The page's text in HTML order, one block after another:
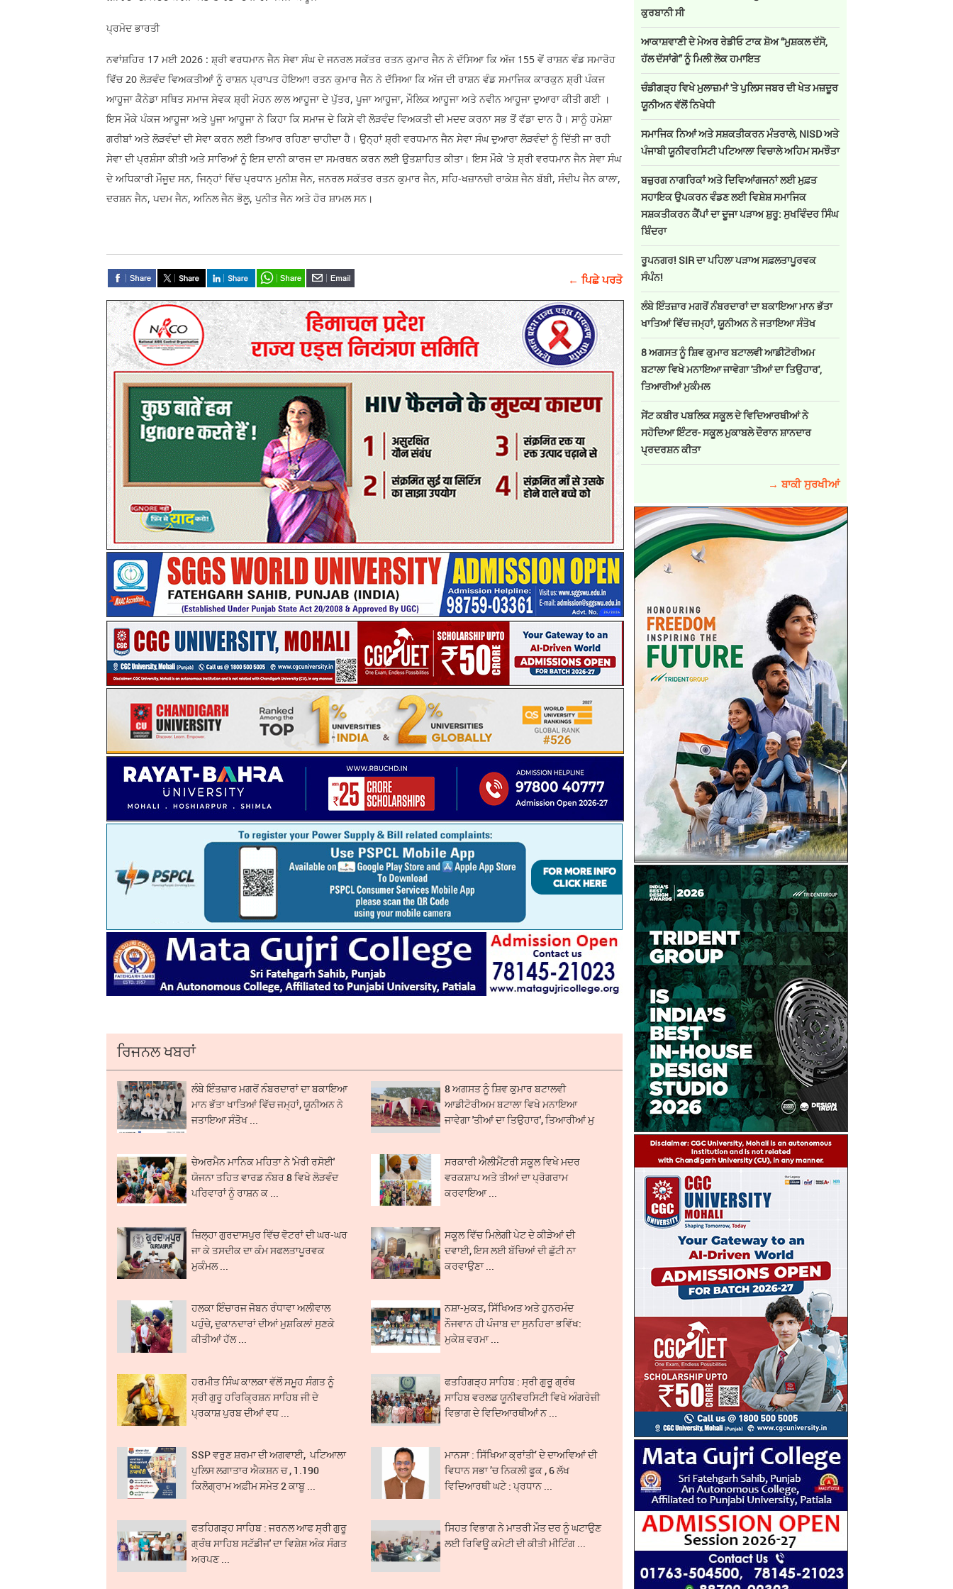
ਪ੍ਰਮੋਦ ਭਾਰਤੀ
ਨਵਾਂਸ਼ਹਿਰ 17 ਮਈ 2026 : ਸ਼੍ਰੀ ਵਰਧਮਾਨ ਜੈਨ ਸੇਵਾ ਸੰਘ ਦੇ ਜਨਰਲ ਸਕੱਤਰ ਰਤਨ ਕੁਮਾਰ ਜੈਨ ਨੇ ਦੱਸਿਆ ਕਿ ਅੱਜ 155 ਵੇਂ ਰਾਸ਼ਨ ਵੰਡ ਸਮਾਰੋਹ
ਵਿੱਚ 20 ਲੋੜਵੰਦ ਵਿਅਕਤੀਆਂ ਨੂੰ ਰਾਸ਼ਨ ਪ੍ਰਾਪਤ ਹੋਇਆ! ਰਤਨ ਕੁਮਾਰ ਜੈਨ ਨੇ ਦੱਸਿਆ ਕਿ ਅੱਜ ਦੀ ਰਾਸ਼ਨ ਵੰਡ ਸਮਾਜਿਕ ਕਾਰਕੁਨ ਸ਼੍ਰੀ ਪੰਕਜ
ਆਹੂਜਾ ਕੈਨੇਡਾ ਸਥਿਤ ਸਮਾਜ ਸੇਵਕ ਸ਼੍ਰੀ ਮੋਹਨ ਲਾਲ ਆਹੂਜਾ ਦੇ ਪੁੱਤਰ, ਪੂਜਾ ਆਹੂਜਾ, ਮੌਲਿਕ ਆਹੂਜਾ ਅਤੇ ਨਵੀਨ ਆਹੂਜਾ ਦੁਆਰਾ ਕੀਤੀ ਗਈ ।
ਇਸ ਮੌਕੇ ਪੰਕਜ ਆਹੂਜਾ ਅਤੇ ਪੂਜਾ ਆਹੂਜਾ ਨੇ ਕਿਹਾ ਕਿ ਸਮਾਜ ਦੇ ਕਿਸੇ ਵੀ ਲੋੜਵੰਦ ਵਿਅਕਤੀ ਦੀ ਮਦਦ ਕਰਨਾ ਸਭ ਤੋਂ ਵੱਡਾ ਦਾਨ ਹੈ। ਸਾਨੂੰ ਹਮੇਸ਼ਾ
ਗਰੀਬਾਂ ਅਤੇ ਲੋੜਵੰਦਾਂ ਦੀ ਸੇਵਾ ਕਰਨ ਲਈ ਤਿਆਰ ਰਹਿਣਾ ਚਾਹੀਦਾ ਹੈ। ਉਨ੍ਹਾਂ ਸ਼੍ਰੀ ਵਰਧਮਾਨ ਜੈਨ ਸੇਵਾ ਸੰਘ ਦੁਆਰਾ ਲੋੜਵੰਦਾਂ ਨੂੰ ਦਿੱਤੀ ਜਾ ਰਹੀ
ਸੇਵਾ ਦੀ ਪ੍ਰਸ਼ੰਸਾ ਕੀਤੀ ਅਤੇ ਸਾਰਿਆਂ ਨੂੰ ਇਸ ਦਾਨੀ ਕਾਰਜ ਦਾ ਸਮਰਥਨ ਕਰਨ ਲਈ ਉਤਸ਼ਾਹਿਤ ਕੀਤਾ। ਇਸ ਮੌਕੇ 'ਤੇ ਸ਼੍ਰੀ ਵਰਧਮਾਨ ਜੈਨ ਸੇਵਾ ਸੰਘ
ਦੇ ਅਧਿਕਾਰੀ ਮੌਜੂਦ ਸਨ, ਜਿਨ੍ਹਾਂ ਵਿੱਚ ਪ੍ਰਧਾਨ ਮੁਨੀਸ਼ ਜੈਨ, ਜਨਰਲ ਸਕੱਤਰ ਰਤਨ ਕੁਮਾਰ ਜੈਨ, ਸਹਿ-ਖਜ਼ਾਨਚੀ ਰਾਕੇਸ਼ ਜੈਨ ਬੱਬੀ, ਸੰਦੀਪ ਜੈਨ ਕਾਲਾ,
ਦਰਸ਼ਨ ਜੈਨ, ਪਦਮ ਜੈਨ, ਅਨਿਲ ਜੈਨ ਭੋਲੂ, ਪੁਨੀਤ ਜੈਨ ਅਤੇ ਹੋਰ ਸ਼ਾਮਲ ਸਨ।
← ਪਿਛੇ ਪਰਤੋ
ਰਿਜਨਲ ਖਬਰਾਂ
ਲੰਬੇ ਇੰਤਜ਼ਾਰ ਮਗਰੋਂ ਨੰਬਰਦਾਰਾਂ ਦਾ ਬਕਾਇਆ
ਮਾਨ ਭੱਤਾ ਖਾਤਿਆਂ ਵਿੱਚ ਜਮ੍ਹਾਂ, ਯੂਨੀਅਨ ਨੇ
ਜਤਾਇਆ ਸੰਤੋਖ ...
8 ਅਗਸਤ ਨੂੰ ਸ਼ਿਵ ਕੁਮਾਰ ਬਟਾਲਵੀ
ਆਡੀਟੋਰੀਅਮ ਬਟਾਲਾ ਵਿਖੇ ਮਨਾਇਆ
ਜਾਵੇਗਾ 'ਤੀਆਂ ਦਾ ਤਿਉਹਾਰ', ਤਿਆਰੀਆਂ ਮੁ
ਚੇਅਰਮੈਨ ਮਾਨਿਕ ਮਹਿਤਾ ਨੇ 'ਮੇਰੀ ਰਸੋਈ'
ਯੋਜਨਾ ਤਹਿਤ ਵਾਰਡ ਨੰਬਰ 8 ਵਿਖੇ ਲੋੜਵੰਦ
ਪਰਿਵਾਰਾਂ ਨੂੰ ਰਾਸ਼ਨ ਕ ...
ਸਰਕਾਰੀ ਐਲੀਮੈਂਟਰੀ ਸਕੂਲ ਵਿਖੇ ਮਦਰ
ਵਰਕਸ਼ਾਪ ਅਤੇ ਤੀਆਂ ਦਾ ਪ੍ਰੋਗਰਾਮ
ਕਰਵਾਇਆ ...
ਜ਼ਿਲ੍ਹਾ ਗੁਰਦਾਸਪੁਰ ਵਿੱਚ ਵੋਟਰਾਂ ਦੀ ਘਰ-ਘਰ
ਜਾ ਕੇ ਤਸਦੀਕ ਦਾ ਕੰਮ ਸਫਲਤਾਪੂਰਵਕ
ਮੁਕੰਮਲ ...
ਸਕੂਲ ਵਿੱਚ ਮਿਲੇਗੀ ਪੇਟ ਦੇ ਕੀੜੇਆਂ ਦੀ
ਦਵਾਈ, ਇਸ ਲਈ ਬੱਚਿਆਂ ਦੀ ਛੁੱਟੀ ਨਾ
ਕਰਵਾਉਣਾ ...
ਹਲਕਾ ਇੰਚਾਰਜ ਜੋਬਨ ਰੰਧਾਵਾ ਅਲੀਵਾਲ
ਪਹੁੰਚੇ, ਦੁਕਾਨਦਾਰਾਂ ਦੀਆਂ ਮੁਸ਼ਕਿਲਾਂ ਸੁਣਕੇ
ਕੀਤੀਆਂ ਹੱਲ ...
ਨਸ਼ਾ-ਮੁਕਤ, ਸਿੱਖਿਅਤ ਅਤੇ ਹੁਨਰਮੰਦ
ਨੌਜਵਾਨ ਹੀ ਪੰਜਾਬ ਦਾ ਸੁਨਹਿਰਾ ਭਵਿੱਖ:
ਮੁਕੇਸ਼ ਵਰਮਾ ...
ਹਰਮੀਤ ਸਿੰਘ ਕਾਲਕਾ ਵੱਲੋਂ ਸਮੂਹ ਸੰਗਤ ਨੂੰ
ਸ੍ਰੀ ਗੁਰੂ ਹਰਿਕ੍ਰਿਸ਼ਨ ਸਾਹਿਬ ਜੀ ਦੇ
ਪ੍ਰਕਾਸ਼ ਪੁਰਬ ਦੀਆਂ ਵਧ ...
ਫਤਹਿਗੜ੍ਹ ਸਾਹਿਬ : ਸ੍ਰੀ ਗੁਰੂ ਗ੍ਰੰਥ
ਸਾਹਿਬ ਵਰਲਡ ਯੂਨੀਵਰਸਿਟੀ ਵਿਖੇ ਅੰਗਰੇਜ਼ੀ
ਵਿਭਾਗ ਦੇ ਵਿਦਿਆਰਥੀਆਂ ਨ ...
SSP ਵਰੁਣ ਸ਼ਰਮਾ ਦੀ ਅਗਵਾਈ, ਪਟਿਆਲਾ
ਪੁਲਿਸ ਲਗਾਤਾਰ ਐਕਸ਼ਨ ਚ , 1.190
ਕਿਲੋਗ੍ਰਾਮ ਅਫ਼ੀਮ ਸਮੇਤ 2 ਕਾਬੂ ...
ਮਾਨਸਾ : ਸਿੱਖਿਆ ਕ੍ਰਾਂਤੀ’ ਦੇ ਦਾਅਵਿਆਂ ਦੀ
ਵਿਧਾਨ ਸਭਾ ’ਚ ਨਿਕਲੀ ਫੂਕ , 6 ਲੱਖ
ਵਿਦਿਆਰਥੀ ਘਟੇ : ਪ੍ਰਧਾਨ ...
ਫਤਹਿਗੜ੍ਹ ਸਾਹਿਬ : ਜਰਨਲ ਆਫ ਸ੍ਰੀ ਗੁਰੂ
ਗ੍ਰੰਥ ਸਾਹਿਬ ਸਟੱਡੀਜ' ਦਾ ਵਿਸ਼ੇਸ਼ ਅੰਕ ਸੰਗਤ
ਅਰਪਣ ...
ਸਿਹਤ ਵਿਭਾਗ ਨੇ ਮਾਤਰੀ ਮੌਤ ਦਰ ਨੂੰ ਘਟਾਉਣ
ਲਈ ਰਿਵਿਊ ਕਮੇਟੀ ਦੀ ਕੀਤੀ ਮੀਟਿੰਗ ...
ਕੁਰਬਾਨੀ ਸੀ
ਆਕਾਸ਼ਵਾਣੀ ਦੇ ਮੇਅਰ ਰੇਡੀਓ ਟਾਕ ਸ਼ੋਅ “ਮੁਸ਼ਕਲ ਦੱਸੋ,
ਹੱਲ ਦੱਸਾਂਗੇ” ਨੂੰ ਮਿਲੀ ਲੋਕ ਹਮਾਇਤ
ਚੰਡੀਗੜ੍ਹ ਵਿਖੇ ਮੁਲਾਜ਼ਮਾਂ 'ਤੇ ਪੁਲਿਸ ਜਬਰ ਦੀ ਖੇਤ ਮਜ਼ਦੂਰ
ਯੂਨੀਅਨ ਵੱਲੋਂ ਨਿਖੇਧੀ
ਸਮਾਜਿਕ ਨਿਆਂ ਅਤੇ ਸਸ਼ਕਤੀਕਰਨ ਮੰਤਰਾਲੇ, NISD ਅਤੇ
ਪੰਜਾਬੀ ਯੂਨੀਵਰਸਿਟੀ ਪਟਿਆਲਾ ਵਿਚਾਲੇ ਅਹਿਮ ਸਮਝੌਤਾ
ਬਜ਼ੁਰਗ ਨਾਗਰਿਕਾਂ ਅਤੇ ਦਿਵਿਆਂਗਜਨਾਂ ਲਈ ਮੁਫ਼ਤ
ਸਹਾਇਕ ਉਪਕਰਨ ਵੰਡਣ ਲਈ ਵਿਸ਼ੇਸ਼ ਸਮਾਜਿਕ
ਸਸ਼ਕਤੀਕਰਨ ਕੈਂਪਾਂ ਦਾ ਦੂਜਾ ਪੜਾਅ ਸ਼ੁਰੂ: ਸੁਖਵਿੰਦਰ ਸਿੰਘ
ਬਿੰਦਰਾ
ਰੂਪਨਗਰ! SIR ਦਾ ਪਹਿਲਾ ਪੜਾਅ ਸਫ਼ਲਤਾਪੂਰਵਕ
ਸੰਪੰਨ!
ਲੰਬੇ ਇੰਤਜ਼ਾਰ ਮਗਰੋਂ ਨੰਬਰਦਾਰਾਂ ਦਾ ਬਕਾਇਆ ਮਾਨ ਭੱਤਾ
ਖਾਤਿਆਂ ਵਿੱਚ ਜਮ੍ਹਾਂ, ਯੂਨੀਅਨ ਨੇ ਜਤਾਇਆ ਸੰਤੋਖ
8 ਅਗਸਤ ਨੂੰ ਸ਼ਿਵ ਕੁਮਾਰ ਬਟਾਲਵੀ ਆਡੀਟੋਰੀਅਮ
ਬਟਾਲਾ ਵਿਖੇ ਮਨਾਇਆ ਜਾਵੇਗਾ 'ਤੀਆਂ ਦਾ ਤਿਉਹਾਰ',
ਤਿਆਰੀਆਂ ਮੁਕੰਮਲ
ਸੇਂਟ ਕਬੀਰ ਪਬਲਿਕ ਸਕੂਲ ਦੇ ਵਿਦਿਆਰਥੀਆਂ ਨੇ
ਸਹੋਦਿਆ ਇੰਟਰ- ਸਕੂਲ ਮੁਕਾਬਲੇ ਦੌਰਾਨ ਸ਼ਾਨਦਾਰ
ਪ੍ਰਦਰਸ਼ਨ ਕੀਤਾ
→ ਬਾਕੀ ਸੁਰਖੀਆਂ